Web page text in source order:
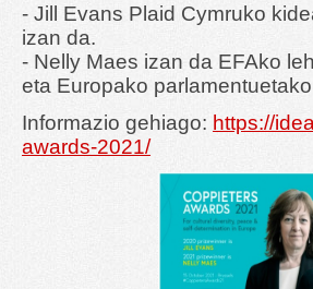
- Jill Evans Plaid Cymruko
izan da.
- Nelly Maes izan da EFAko
eta Europako
Informazio gehiago: https://
awards-2021/